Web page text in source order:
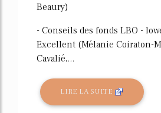
Beaury)
- Conseils des fonds LBO -
Excellent (Mélanie Coiraton-
Cavalié,...
LIRE LA SUITE